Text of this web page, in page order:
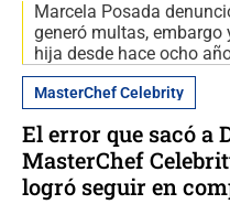
Marcela Posada
generó multas, embargo
hija desde hace ocho
MasterChef Celebrity
El error que sacó a
MasterChef
logró seguir en